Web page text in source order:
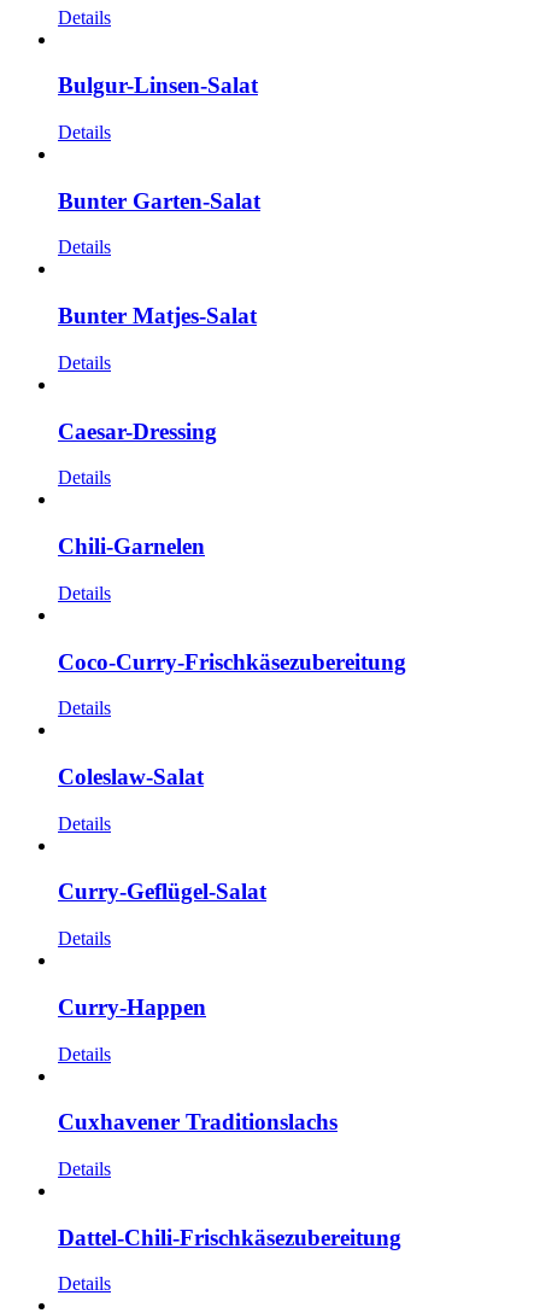
Details
Bulgur-Linsen-Salat
Details
Bunter Garten-Salat
Details
Bunter Matjes-Salat
Details
Caesar-Dressing
Details
Chili-Garnelen
Details
Coco-Curry-Frischkäsezubereitung
Details
Coleslaw-Salat
Details
Curry-Geflügel-Salat
Details
Curry-Happen
Details
Cuxhavener Traditionslachs
Details
Dattel-Chili-Frischkäsezubereitung
Details